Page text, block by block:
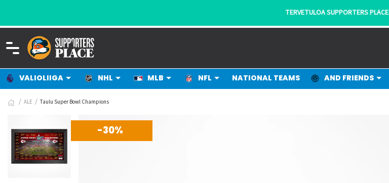
TERVETULOA SUPPORTERS
VALIOLIIGA NHL MLB NFL NATIONAL TEAMS AND FRIENDS
ALE Taulu Super Bowl Champions
-30%